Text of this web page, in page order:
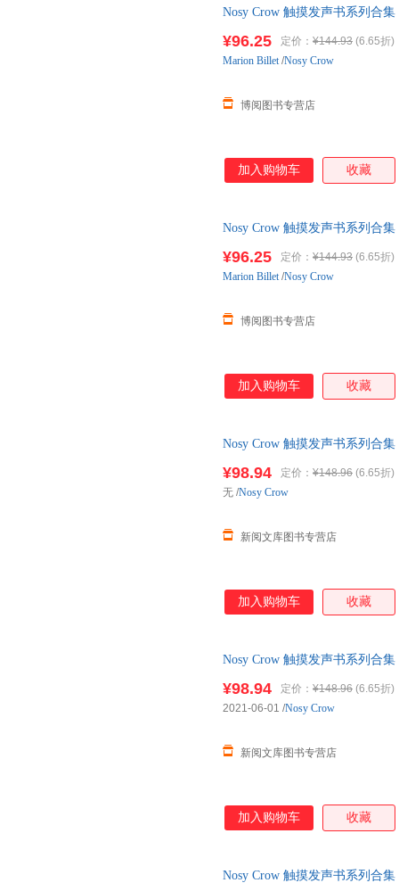
Nosy Crow 触摸发声书系列合集
¥96.25 定价： ¥144.93 (6.65折)
博阅图书专营店
Marion Billet/Nosy Crow
加入购物车 收藏
Nosy Crow 触摸发声书系列合集
¥96.25 定价： ¥144.93 (6.65折)
博阅图书专营店
Marion Billet/Nosy Crow
加入购物车 收藏
Nosy Crow 触摸发声书系列合集
¥98.94 定价： ¥148.96 (6.65折)
新阅文库图书专营店
无 /Nosy Crow
加入购物车 收藏
Nosy Crow 触摸发声书系列合集
¥98.94 定价： ¥148.96 (6.65折)
新阅文库图书专营店
2021-06-01 /Nosy Crow
加入购物车 收藏
Nosy Crow 触摸发声书系列合集